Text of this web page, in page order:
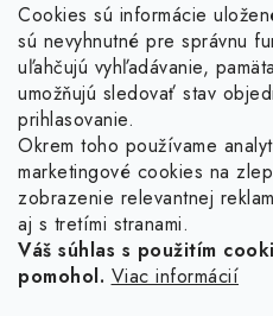
Cookies sú informácie
sú nevyhnutné pre správnu
uľahčujú vyhľadávanie,
umožňujú sledovať stav
prihlasovanie.
Okrem toho používame
marketingové cookies na
zobrazenie relevantnej
aj s tretími stranami.
Váš súhlas s použitím
pomohol. Viac informácií
Facebook
Obľúbené šperky
Náušnice
Informácie pre vás